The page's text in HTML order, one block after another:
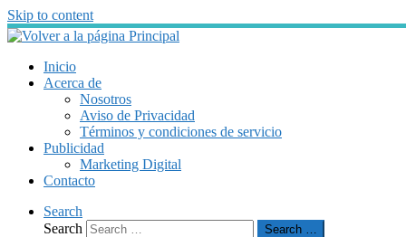
Skip to content
Inicio
Acerca de
Nosotros
Aviso de Privacidad
Términos y condiciones de servicio
Publicidad
Marketing Digital
Contacto
Search
Search
Search …